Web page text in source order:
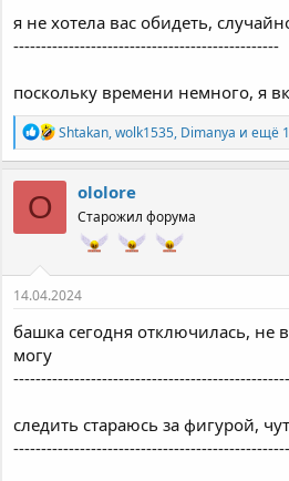
я не хотела вас обидеть,
------------------------------------------------
поскольку времени немного, я
Р
е
а
к
и
Shtakan,wolk1535, Dimanya и ещё
O ololore
Старожил форума
14.04.2024
башка сегодня отключилась, не
могу
следить стараюсь за фигурой,